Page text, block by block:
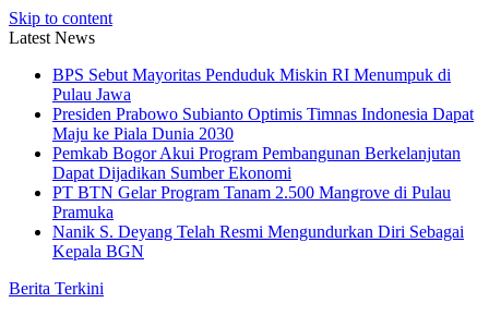
Skip to content
Latest News
BPS Sebut Mayoritas Penduduk Miskin RI Menumpuk di
Pulau Jawa
Presiden Prabowo Subianto Optimis Timnas Indonesia Dapat
Maju ke Piala Dunia 2030
Pemkab Bogor Akui Program Pembangunan Berkelanjutan
Dapat Dijadikan Sumber Ekonomi
PT BTN Gelar Program Tanam 2.500 Mangrove di Pulau
Pramuka
Nanik S. Deyang Telah Resmi Mengundurkan Diri Sebagai
Kepala BGN
Berita Terkini